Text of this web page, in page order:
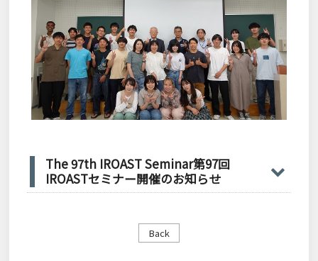
The 97th IROAST Seminar第97回
IROASTセミナー開催のお知らせ
Back